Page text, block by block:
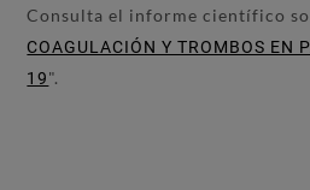
Consulta el informe científico
COAGULACIÓN Y TROMBOS EN
19".